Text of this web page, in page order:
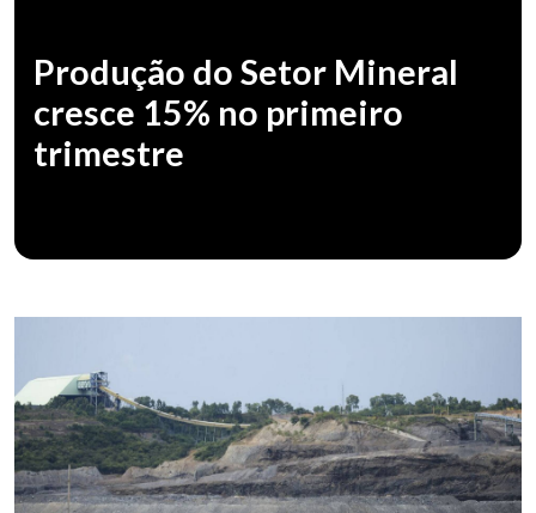
Produção do Setor Mineral
cresce 15% no primeiro
trimestre